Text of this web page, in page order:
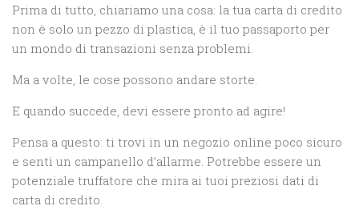
Prima di tutto, chiariamo una cosa: la tua carta di credito
non è solo un pezzo di plastica, è il tuo passaporto per
un mondo di transazioni senza problemi.
Ma a volte, le cose possono andare storte.
E quando succede, devi essere pronto ad agire!
Pensa a questo: ti trovi in un negozio online poco sicuro
e senti un campanello d’allarme. Potrebbe essere un
potenziale truffatore che mira ai tuoi preziosi dati di
carta di credito.